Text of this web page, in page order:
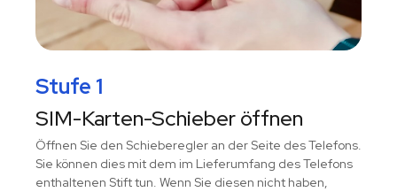
Stufe 1
SIM-Karten-Schieber öffnen
Öffnen Sie den Schieberegler an der Seite des Telefons.
Sie können dies mit dem im Lieferumfang des Telefons
enthaltenen Stift tun. Wenn Sie diesen nicht haben,